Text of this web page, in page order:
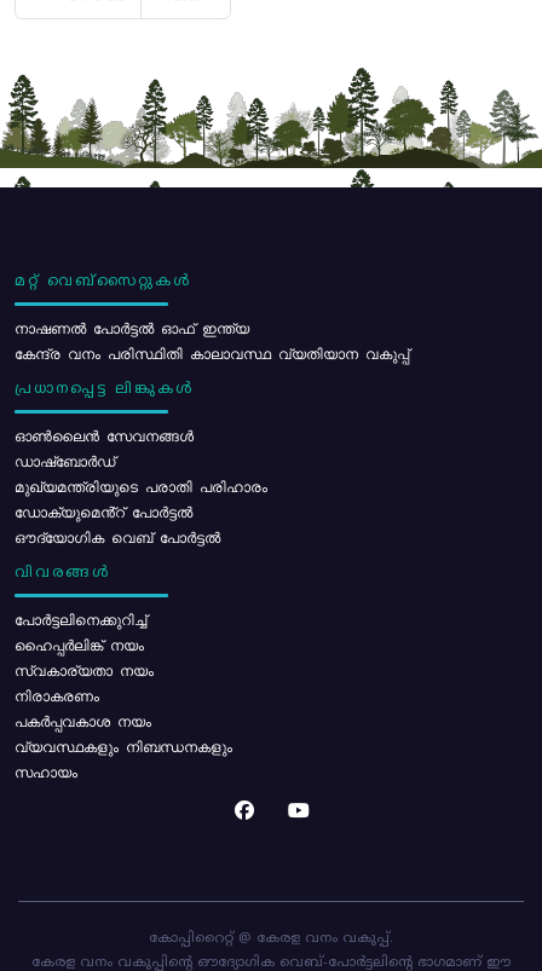
മറ്റ് വെബ്സൈറ്റുകൾ
നാഷണൽ പോർട്ടൽ ഓഫ് ഇന്ത്യ
കേന്ദ്ര വനം പരിസ്ഥിതി കാലാവസ്ഥ വ്യതിയാന വകുപ്പ്
പ്രധാനപ്പെട്ട ലിങ്കുകൾ
ഓൺലൈൻ സേവനങ്ങൾ
ഡാഷ്ബോർഡ്
മുഖ്യമന്ത്രിയുടെ പരാതി പരിഹാരം
ഡോക്യുമെൻ്റ് പോർട്ടൽ
ഔദ്യോഗിക വെബ് പോർട്ടൽ
വിവരങ്ങൾ
പോര്‍ട്ടലിനെക്കുറിച്ച്
ഹൈപ്പർലിങ്ക് നയം
സ്വകാര്യതാ നയം
നിരാകരണം
പകർപ്പവകാശ നയം
വ്യവസ്ഥകളും നിബന്ധനകളും
സഹായം
കോപ്പിറൈറ്റ് @ കേരള വനം വകുപ്പ്.
കേരള വനം വകുപ്പിന്റെ ഔദ്യോഗിക വെബ്-പോർട്ടലിന്റെ ഭാഗമാണ് ഈ